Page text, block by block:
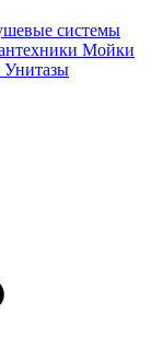
системы
Мойки
Унитазы